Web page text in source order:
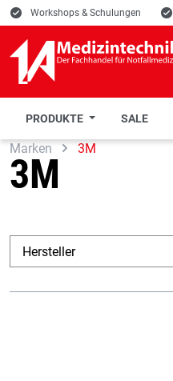
Hauptinhalt springen
Zur Suche springen
Zur Hauptnavigation springen
E Workshops & Schulungen E
PRODUKTE SALE
Marken 3M
3M
Hersteller